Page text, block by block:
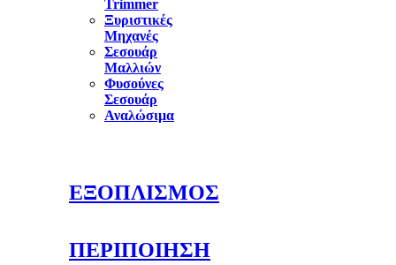
Trimmer
Ξυριστικές
Μηχανές
Σεσουάρ
Μαλλιών
Φυσούνες
Σεσουάρ
Αναλώσιμα
ΕΞΟΠΛΙΣΜΟΣ
ΠΕΡΙΠΟΙΗΣΗ